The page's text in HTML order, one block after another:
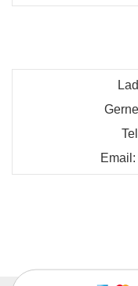
Email: